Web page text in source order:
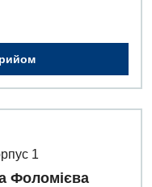
1
Фоломієва